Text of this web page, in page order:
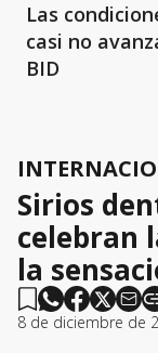
Las
casi no
BID
Sirios
celebran
la
8 de diciembre de